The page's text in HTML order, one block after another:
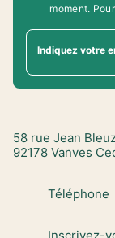
moment.
Indiquez votre
58 rue Jean
92178 Vanves
Téléphone